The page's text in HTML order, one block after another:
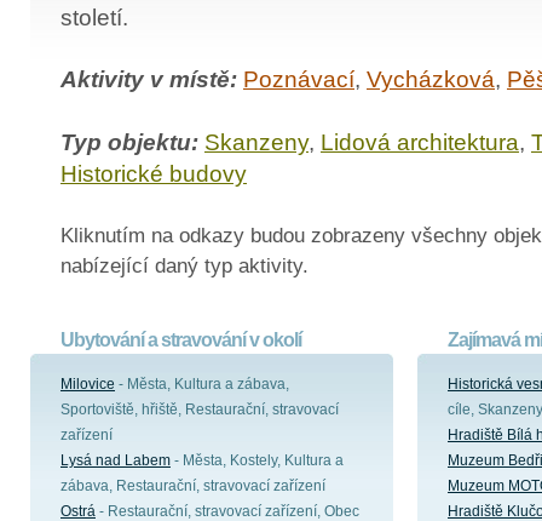
století.
Aktivity v místě: Poznávací, Vycházková,
Typ objektu: Skanzeny, Lidová architektura,
Historické budovy
Kliknutím na odkazy budou zobrazeny všechny
nabízející daný typ aktivity.
Ubytování a stravování v okolí
Milovice - Města, Kultura a zábava,
Sportoviště, hřiště, Restaurační, stravovací
zařízení
Lysá nad Labem - Města, Kostely, Kultura a
zábava, Restaurační, stravovací zařízení
Ostrá - Restaurační, stravovací zařízení, Obec
Zajímavá
Historická
cíle, Skanzeny
Hradiště Bílá
Muzeum
Muzeum
Hradiště